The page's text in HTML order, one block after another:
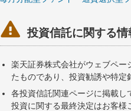
 投資信託に関する
楽天証券株式会社がウェブペ
たものであり、投資勧誘や特
各投資信託関連ページに掲載
投資に関する最終決定はお客